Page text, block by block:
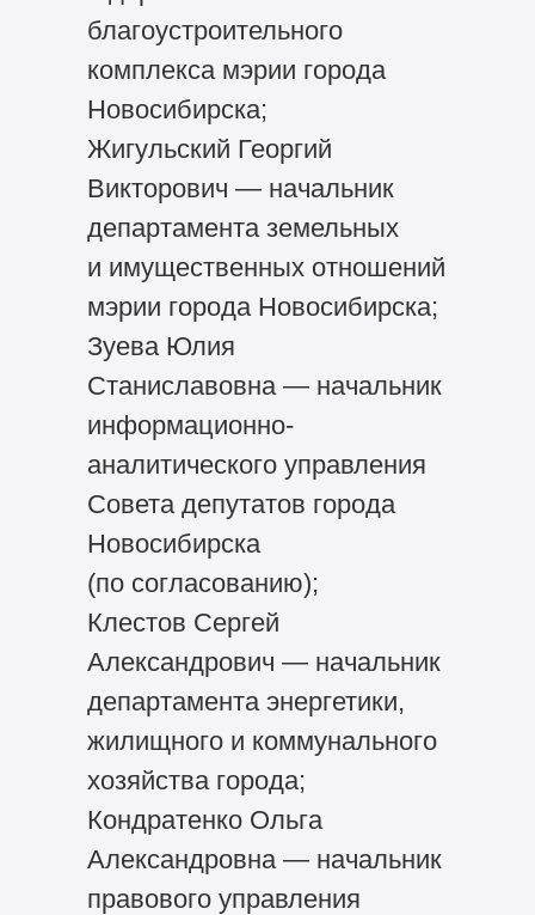
благоустроительного
комплекса мэрии города
Новосибирска;
Жигульский Георгий
Викторович — начальник
департамента земельных
и имущественных отношений
мэрии города Новосибирска;
Зуева Юлия
Станиславовна — начальник
информационно-
аналитического управления
Совета депутатов города
Новосибирска
(по согласованию);
Клестов Сергей
Александрович — начальник
департамента энергетики,
жилищного и коммунального
хозяйства города;
Кондратенко Ольга
Александровна — начальник
правового управления